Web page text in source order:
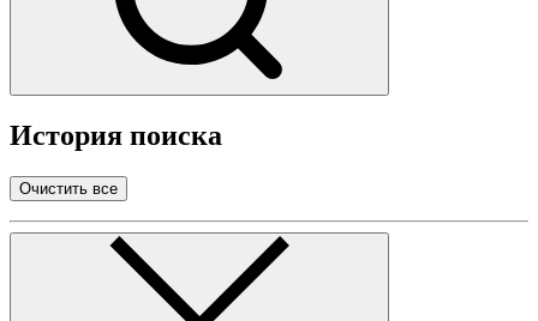
История поиска
Очистить все